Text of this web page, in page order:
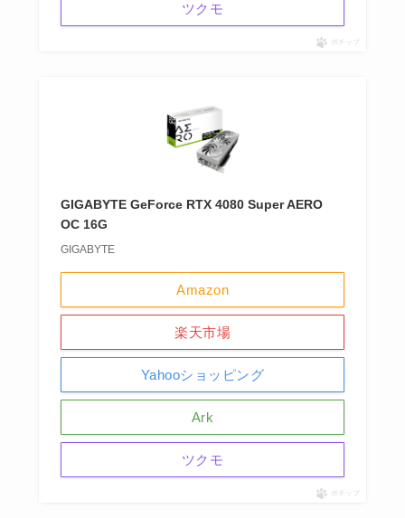
ツクモ
ポチップ
GIGABYTE GeForce RTX 4080 Super AERO
OC 16G
GIGABYTE
Amazon
楽天市場
Yahooショッピング
Ark
ツクモ
ポチップ